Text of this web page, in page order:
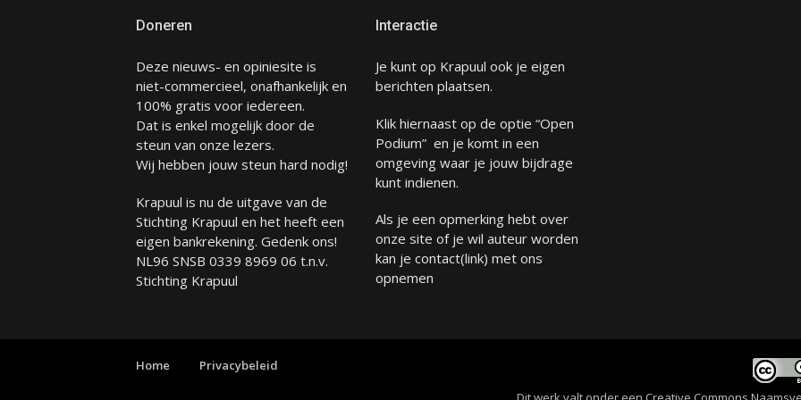
Doneren
Deze nieuws- en opiniesite is
niet-commercieel, onafhankelijk en
100% gratis voor iedereen.
Dat is enkel mogelijk door de
steun van onze lezers.
Wij hebben jouw steun hard nodig!
Krapuul is nu de uitgave van de
Stichting Krapuul en het heeft een
eigen bankrekening. Gedenk ons!
NL96 SNSB 0339 8969 06 t.n.v.
Stichting Krapuul
Interactie
Je kunt op Krapuul ook je eigen
berichten plaatsen.
Klik hiernaast op de optie “Open
Podium” en je komt in een
omgeving waar je jouw bijdrage
kunt indienen.
Als je een opmerking hebt over
onze site of je wil auteur worden
kan je contact(link) met ons
opnemen
Home
Privacybeleid